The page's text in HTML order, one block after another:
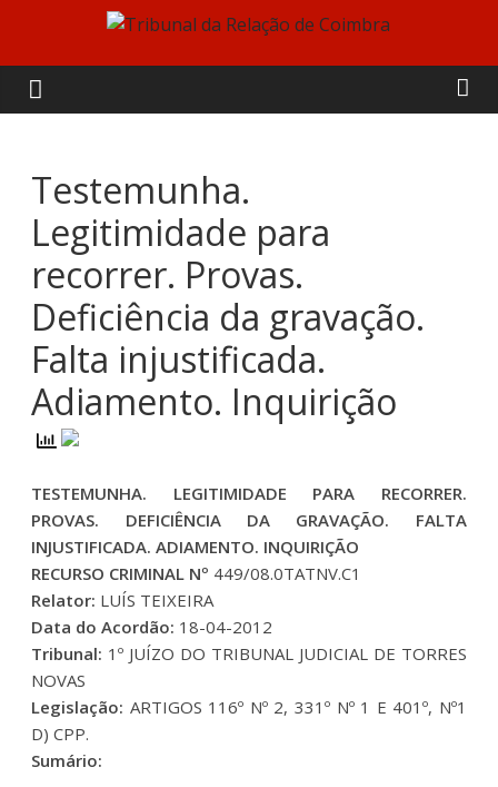
content
Tribunal
da
Relação
de
Coimbra
Testemunha.
Legitimidade para
recorrer. Provas.
Deficiência da gravação.
Falta injustificada.
Adiamento. Inquirição
TESTEMUNHA. LEGITIMIDADE PARA RECORRER.
PROVAS. DEFICIÊNCIA DA GRAVAÇÃO. FALTA
INJUSTIFICADA. ADIAMENTO. INQUIRIÇÃO
RECURSO CRIMINAL Nº 449/08.0TATNV.C1
Relator: LUÍS TEIXEIRA
Data do Acordão: 18-04-2012
Tribunal: 1º JUÍZO DO TRIBUNAL JUDICIAL DE TORRES
NOVAS
Legislação: ARTIGOS 116º Nº 2, 331º Nº 1 E 401º, Nº1
D) CPP.
Sumário: